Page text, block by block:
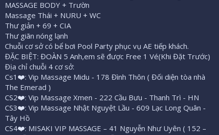
MASSAGE BODY + Trườn
Massage Thái + NURU + WC
Thư giản + 69 + CIA
Thư giãn nóng lạnh
Chuỗi cơ sở có bể bơi Pool Party phục vụ AE tiếp khách.
ĐẶC BIỆT: ĐOÀN 5 Anh,em sẽ được Free 1 Vé(Khi Đặt Trước)
Địa chỉ chuỗi 4 cơ sở:
Cs1❤️: Vip Massage Midu - 178 Đình Thôn ( Đối diện tòa nhà
The Emerad )
CS2❤️: Vip Massage Xmen - 222 Cầu Bưu - Thanh Trì - HN
CS3❤️: Vip Massage Nhật Nguyệt Lầu - 609 Lạc Long Quân -
Tây Hồ
CS4❤️: MISAKI VIP MASSAGE – 41 Nguyễn Như Uyên ( 152 –